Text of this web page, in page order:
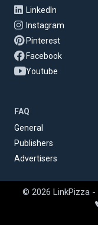
LinkedIn
Instagram
Pinterest
Facebook
Youtube
FAQ
General
Publishers
Advertisers
© 2026 LinkPizza -